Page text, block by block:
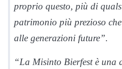
proprio questo, più di
patrimonio più prezioso
alle generazioni future”.
“La Misinto Bierfest è una